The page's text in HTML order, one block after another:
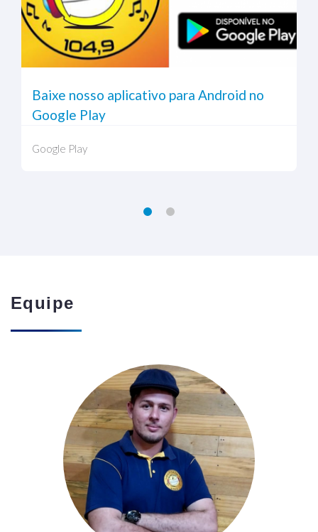
Baixe nosso aplicativo para Android no
Google Play
Google Play
Equipe